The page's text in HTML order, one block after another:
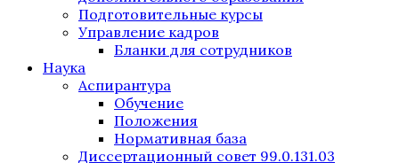
Подготовительные курсы
Управление кадров
Бланки для сотрудников
Наука
Аспирантура
Обучение
Положения
Нормативная база
Диссертационный совет 99.0.131.03